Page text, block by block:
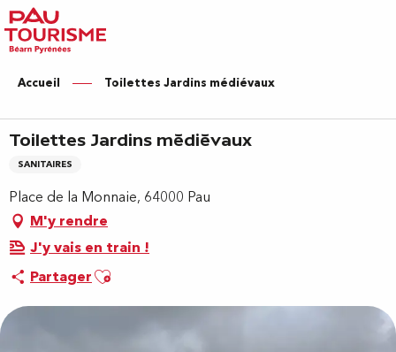
Aller
au
contenu
principal
Accueil Toilettes Jardins médiévaux
Toilettes Jardins médiévaux
SANITAIRES
Place de la Monnaie, 64000 Pau
M'y rendre
J'y vais en train !
PartagerAjouter aux favoris